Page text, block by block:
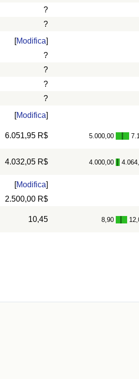
?
?
[Modifica]
?
?
?
?
[Modifica]
6.051,95 R$ 5.000,00 -
4.032,05 R$ 4.000,00 -
[Modifica]
2.500,00 R$
10,45 8,90 -